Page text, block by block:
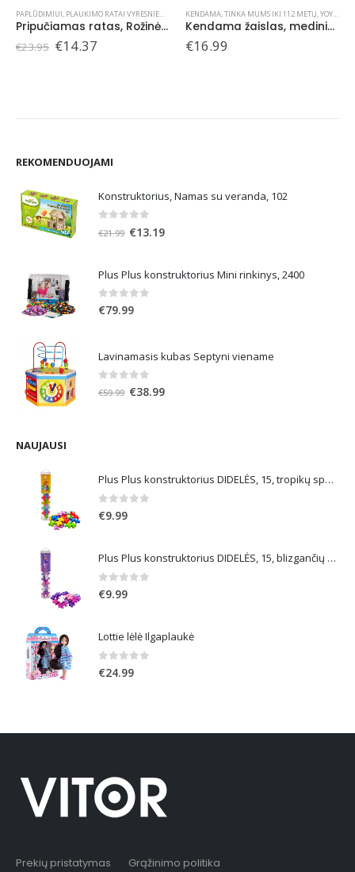
TINKA MUMS IKI 112 METŲ
KENDAMA,TINKA MUMS IKI 112 METŲ,YOYO, KENDAMA
Kendama žaislas, medinis/mėlynas
€16.99
KENDAMA,TINKA MUMS IKI 112 METŲ,YOYO, KENDAMA
Kendama žaislas, medinis/raudonas
€16.99
REKOMENDUOJAMI
Konstruktorius, Namas su veranda, 102
out of 5
€21.99 Original
€21.99.
€13.19Current
€13.19.
Plus Plus konstruktorius Mini rinkinys, 2400
0out of 5
€79.99
Lavinamasis kubas Septyni viename
out of 5
€59.99 Original
€38.99Current
NAUJAUSI
Plus Plus konstruktorius DIDELĖS, 15, tropikų spalvos
0out of 5
€9.99
Plus Plus konstruktorius DIDELĖS, 15, blizgančių spalvų
0 out of 5
€9.99
Lottie lėlė Ilgaplaukė
0 out of 5
€24.99
Prekių pristatymas Grąžinimo politika